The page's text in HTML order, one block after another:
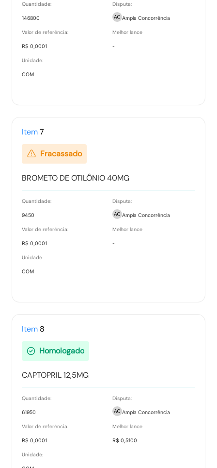
Vencedores
Tipo:Documento
Ranking nos Itens
Tipo:Documento
Relatório de Proposta Comercial
Quantidade:
146800
Disputa:
Ampla Concorrência
Valor de referência:
R$ 0,0001
Melhor lance
-
Unidade:
COM
Item7
Fracassado
BROMETO DE OTILÔNIO 40MG
Quantidade:
9450
Disputa:
Ampla Concorrência
Valor de referência:
R$ 0,0001
Melhor lance
-
Unidade:
COM
Item 8
Homologado
CAPTOPRIL 12,5MG
Quantidade:
61950
Disputa:
Ampla Concorrência
Valor de referência:
R$ 0,0001
Melhor lance
R$ 0,5100
Unidade: